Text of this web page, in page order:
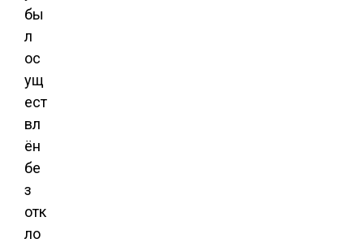
бы
л
ос
ущ
ест
вл
ён
бе
з
отк
ло